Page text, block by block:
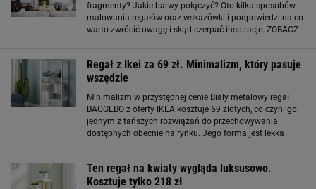
fragmenty? Jakie barwy połączyć? Oto kilka sposobów
malowania regałów oraz wskazówki i podpowiedzi na co
warto zwrócić uwagę i skąd czerpać inspiracje. ZOBACZ
Regał z Ikei za 69 zł. Minimalizm, który pasuje
wszędzie
Minimalizm w przystępnej cenie Biały metalowy regał
BAGGEBO z oferty IKEA kosztuje 69 złotych, co czyni go
jednym z tańszych rozwiązań do przechowywania
dostępnych obecnie na rynku. Jego forma jest lekka
Ten regał na kwiaty wygląda luksusowo.
Kosztuje tylko 218 zł